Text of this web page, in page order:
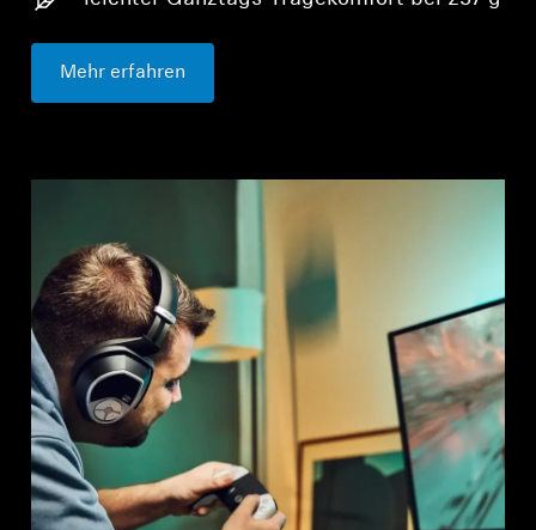
Mehr erfahren